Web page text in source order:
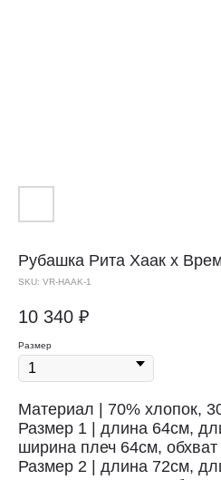
Рубашка Рита Хаак х
SKU: VR-HAAK-1
10 340 ₽
Размер
Материал | 70% хлопок,
Размер 1 | длина 64см,
ширина плеч 64см, обхват
Размер 2 | длина 72см,